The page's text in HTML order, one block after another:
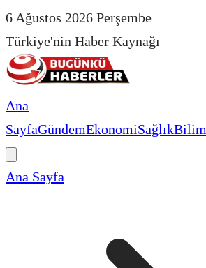
6 Ağustos 2026 Perşembe
Türkiye'nin Haber Kaynağı
Ana
SayfaGündemEkonomiSağlıkBilim
Ana Sayfa